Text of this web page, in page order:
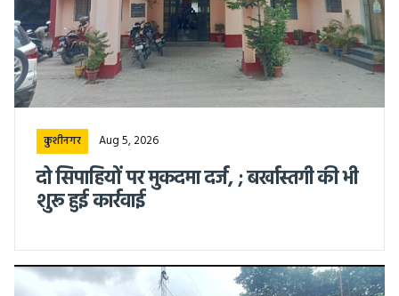
कुशीनगर Aug 5, 2026
दो सिपाहियों पर मुकदमा दर्ज, ; बर्खास्तगी की भी
शुरू हुई कार्रवाई